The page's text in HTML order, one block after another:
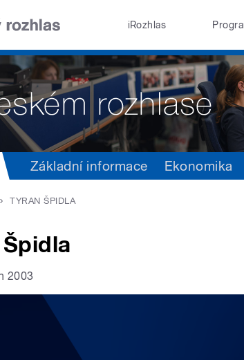
iRozhlas
Základní informace Ekonomika
TYRAN ŠPIDLA
2003